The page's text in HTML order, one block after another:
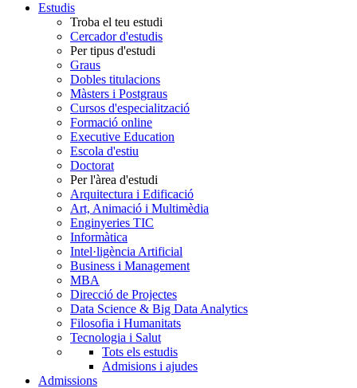
Estudis
Troba el teu estudi
Cercador d'estudis
Per tipus d'estudi
Graus
Dobles titulacions
Màsters i Postgraus
Cursos d'especialització
Formació online
Executive Education
Escola d'estiu
Doctorat
Per l'àrea d'estudi
Arquitectura i Edificació
Art, Animació i Multimèdia
Enginyeries TIC
Informàtica
Intel·ligència Artificial
Business i Management
MBA
Direcció de Projectes
Data Science & Big Data Analytics
Filosofia i Humanitats
Tecnologia i Salut
Tots els estudis
Admisions i ajudes
Admissions